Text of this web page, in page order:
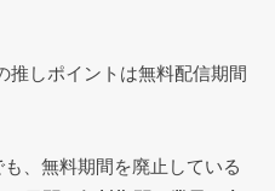
推しポイントは無料配信期間
、無料期間を廃止している